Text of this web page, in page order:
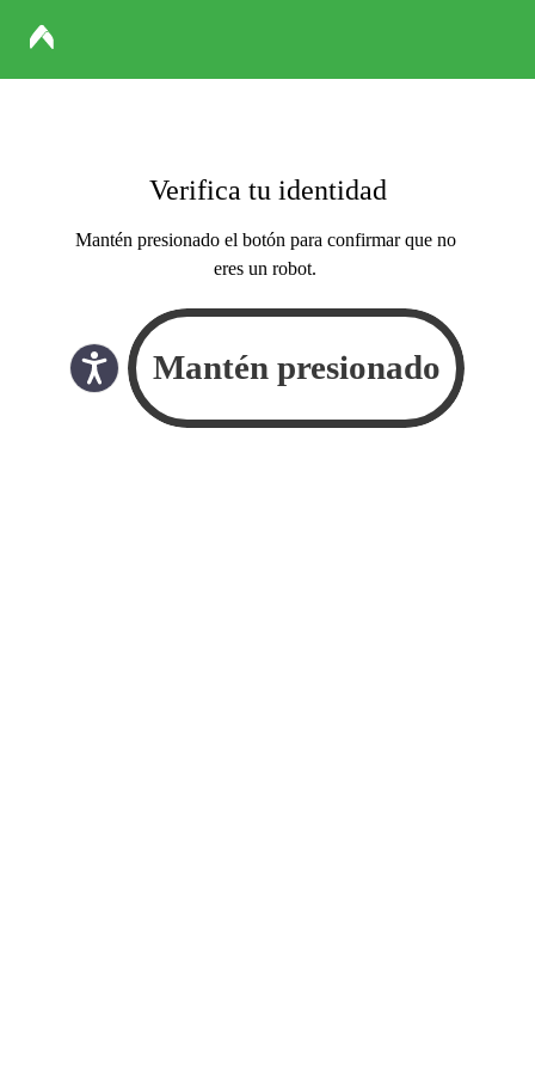
Verifica tu identidad
Mantén presionado el botón para confirmar que no
eres un robot.